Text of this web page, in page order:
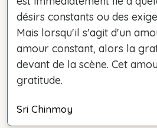
désirs constants ou des
Mais lorsqu'il s'agit d'un
amour constant, alors la
devant de la scène. Cet
gratitude.
Sri Chinmoy